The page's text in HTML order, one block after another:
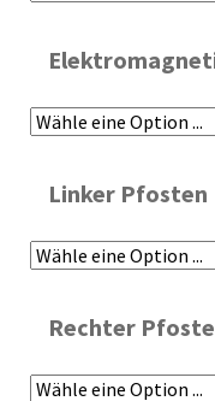
Linker Pfosten
Rechter